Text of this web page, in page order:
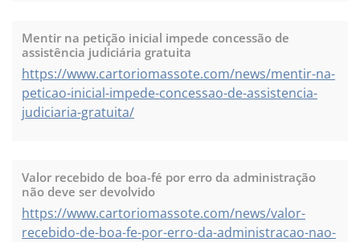
Mentir na petição inicial impede concessão de
assistência judiciária gratuita
https://www.cartoriomassote.com/news/mentir-na-
peticao-inicial-impede-concessao-de-assistencia-
judiciaria-gratuita/
Valor recebido de boa-fé por erro da administração
não deve ser devolvido
https://www.cartoriomassote.com/news/valor-
recebido-de-boa-fe-por-erro-da-administracao-nao-